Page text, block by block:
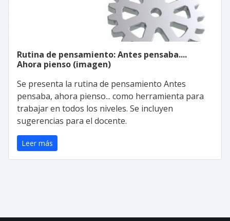
Rutina de pensamiento: Antes pensaba....
Ahora pienso (imagen)
Se presenta la rutina de pensamiento Antes
pensaba, ahora pienso... como herramienta para
trabajar en todos los niveles. Se incluyen
sugerencias para el docente.
Leer más